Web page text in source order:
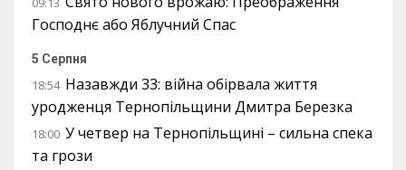
Господнє або Яблучний Спас
5 Серпня
18:54 Назавжди 33: війна обірвала життя
уродженця Тернопільщини Дмитра Березка
18:00 У четвер на Тернопільщині – сильна спека
та грози